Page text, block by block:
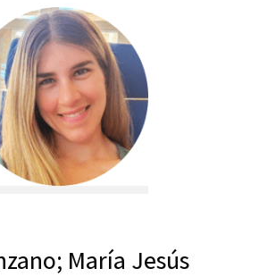
María Jesús